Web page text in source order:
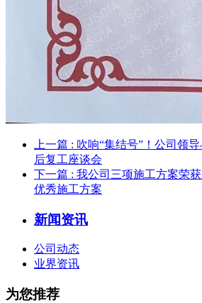
上一篇 : 吹响“集结号”！公司领
后复工座谈会
下一篇 : 我公司三项施工方案荣
优秀施工方案
新闻资讯
公司动态
业界资讯
为您推荐